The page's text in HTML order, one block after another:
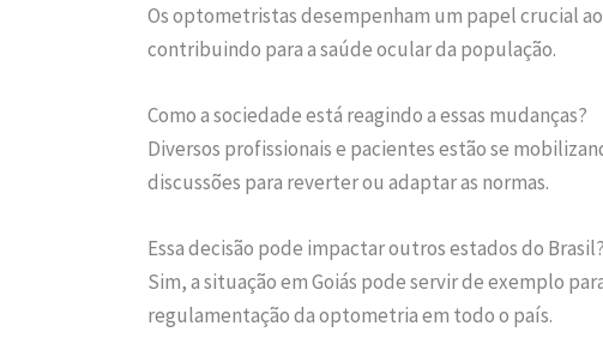
Os optometristas desempenham um papel crucial
contribuindo para a saúde ocular da população.
Como a sociedade está reagindo a essas mudanças?
Diversos profissionais e pacientes estão se
discussões para reverter ou adaptar as normas.
Essa decisão pode impactar outros estados do Brasil?
Sim, a situação em Goiás pode servir de exemplo
regulamentação da optometria em todo o país.